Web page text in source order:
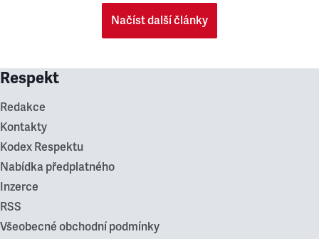
Načíst další články
Respekt
Redakce
Kontakty
Kodex Respektu
Nabídka předplatného
Inzerce
RSS
Všeobecné obchodní podmínky